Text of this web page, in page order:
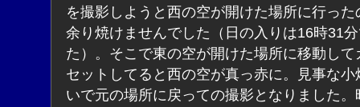
を撮影しようと西の空が開けた場所に行った
余り焼けませんでした（日の入りは16時31
た）。そこで東の空が開けた場所に移動して
セットしてると西の空が真っ赤に。見事な小
いで元の場所に戻っての撮影となりました。